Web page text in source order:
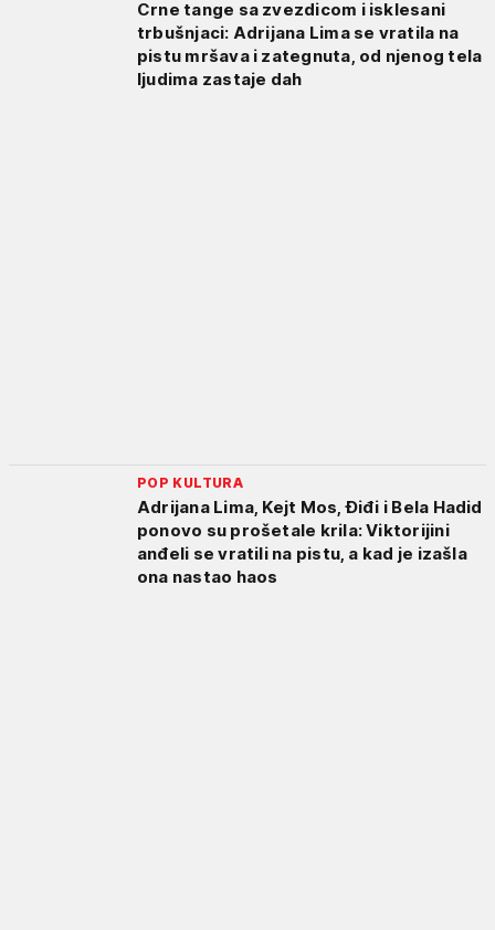
Crne tange sa zvezdicom i isklesani
trbušnjaci: Adrijana Lima se vratila na
pistu mršava i zategnuta, od njenog tela
ljudima zastaje dah
POP KULTURA
Adrijana Lima, Kejt Mos, Điđi i Bela Hadid
ponovo su prošetale krila: Viktorijini
anđeli se vratili na pistu, a kad je izašla
ona nastao haos